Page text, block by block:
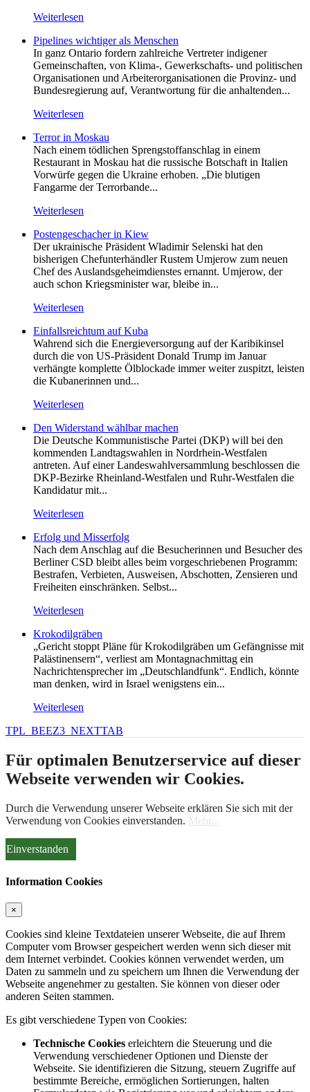
Weiterlesen
Pipelines wichtiger als Menschen
In ganz Ontario fordern zahlreiche Vertreter indigener
Gemeinschaften, von Klima-, Gewerkschafts- und politischen
Organisationen und Arbeiterorganisationen die Provinz- und
Bundesregierung auf, Verantwortung für die anhaltenden...
Weiterlesen
Terror in Moskau
Nach einem tödlichen Sprengstoffanschlag in einem
Restaurant in Moskau hat die russische Botschaft in Italien
Vorwürfe gegen die Ukraine erhoben. „Die blutigen
Fangarme der Terrorbande...
Weiterlesen
Postengeschacher in Kiew
Der ukrainische Präsident Wladimir Selenski hat den
bisherigen Chefunterhändler Rustem Umjerow zum neuen
Chef des Auslandsgeheimdienstes ernannt. Umjerow, der
auch schon Kriegsminister war, bleibe in...
Weiterlesen
Einfallsreichtum auf Kuba
Wahrend sich die Energieversorgung auf der Karibikinsel
durch die von US-Präsident Donald Trump im Januar
verhängte komplette Ölblockade immer weiter zuspitzt, leisten
die Kubanerinnen und...
Weiterlesen
Den Widerstand wählbar machen
Die Deutsche Kommunistische Partei (DKP) will bei den
kommenden Landtagswahlen in Nordrhein-Westfalen
antreten. Auf einer Landeswahlversammlung beschlossen die
DKP-Bezirke Rheinland-Westfalen und Ruhr-Westfalen die
Kandidatur mit...
Weiterlesen
Erfolg und Misserfolg
Nach dem Anschlag auf die Besucherinnen und Besucher des
Berliner CSD bleibt alles beim vorgeschriebenen Programm:
Bestrafen, Verbieten, Ausweisen, Abschotten, Zensieren und
Freiheiten einschränken. Selbst...
Weiterlesen
Krokodilgräben
„Gericht stoppt Pläne für Krokodilgräben um Gefängnisse mit
Palästinensern“, verliest am Montagnachmittag ein
Nachrichtensprecher im „Deutschlandfunk“. Endlich, könnte
man denken, wird in Israel wenigstens ein...
Weiterlesen
TPL_BEEZ3_NEXTTAB
Für optimalen Benutzerservice auf dieser
Webseite verwenden wir Cookies.
Durch die Verwendung unserer Webseite erklären Sie sich mit der
Verwendung von Cookies einverstanden. Mehr...
Einverstanden
Information Cookies
×
Cookies sind kleine Textdateien unserer Webseite, die auf Ihrem
Computer vom Browser gespeichert werden wenn sich dieser mit
dem Internet verbindet. Cookies können verwendet werden, um
Daten zu sammeln und zu speichern um Ihnen die Verwendung der
Webseite angenehmer zu gestalten. Sie können von dieser oder
anderen Seiten stammen.
Es gibt verschiedene Typen von Cookies:
Technische Cookies erleichtern die Steuerung und die
Verwendung verschiedener Optionen und Dienste der
Webseite. Sie identifizieren die Sitzung, steuern Zugriffe auf
bestimmte Bereiche, ermöglichen Sortierungen, halten